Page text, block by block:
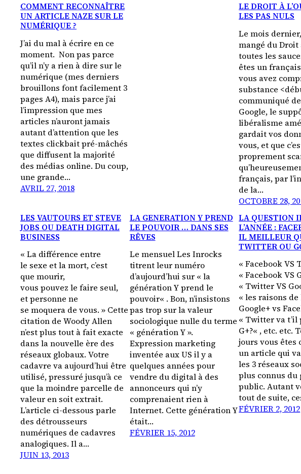
COMMENT RECONNAÎTRE
UN ARTICLE NAZE SUR LE
NUMÉRIQUE ?
J’ai du mal à écrire en ce
moment. Non pas parce
qu’il n’y a rien à dire sur le
numérique (mes derniers
brouillons font facilement 3
pages A4), mais parce j’ai
l’impression que mes
articles n’auront jamais
autant d’attention que les
textes clickbait pré-mâchés
que diffusent la majorité
des médias online. Du coup,
une grande…
AVRIL 27, 2018
LE DROIT À
LES PAS NULS
Le mois
mangé du Droit
toutes les
êtes un
vous avez
substance
communiqué
Google, le
libéralisme
gardait vos
vous, et que
proprement
français, par
de la…
OCTOBRE 28,
LES VAUTOURS ET STEVE
JOBS OU DEATH DIGITAL
BUSINESS
« La différence entre
le sexe et la mort, c’est
que mourir,
vous pouvez le faire seul,
et personne ne
se moquera de vous. » Cette
citation de Woody Allen
n’est plus tout à fait exacte
dans la nouvelle ère des
réseaux globaux. Votre
cadavre va aujourd’hui être
utilisé, pressuré jusqu’à ce
que la moindre parcelle de
valeur en soit extrait.
L’article ci-dessous parle
des détrousseurs
numériques de cadavres
analogiques. Il a…
JUIN 13, 2013
LA GENERATION Y PREND
LE POUVOIR … DANS SES
RÊVES
Le mensuel Les Inrocks
titrent leur numéro
d’aujourd’hui sur « la
génération Y prend le
pouvoir« . Bon, n’insistons
pas trop sur la valeur
sociologique nulle du terme
« génération Y ».
Expression marketing
inventée aux US il y a
quelques années pour
vendre du digital à des
annonceurs qui n’y
comprenaient rien à
Internet. Cette génération Y
était…
FÉVRIER 15, 2012
LA QUESTION
L’ANNÉE :
IL MEILLEUR
TWITTER OU
« Facebook VS
« Facebook VS
« Twitter VS
« les raisons de
Google+ vs
« Twitter va
G+?« , etc. etc.
jours vous êtes
un article qui
les 3 réseaux
plus connus du
public. Autant
tout de suite,
FÉVRIER 2, 2012